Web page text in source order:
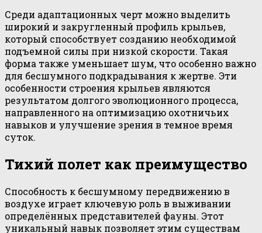
Среди адаптационных черт можно выделить
широкий и закругленный профиль крыльев,
который способствует созданию необходимой
подъемной силы при низкой скорости. Такая
форма также уменьшает шум, что особенно важно
для бесшумного подкрадывания к жертве. Эти
особенности строения крыльев являются
результатом долгого эволюционного процесса,
направленного на оптимизацию охотничьих
навыков и улучшение зрения в темное время
суток.
Тихий полет как преимущество
Способность к бесшумному передвижению в
воздухе играет ключевую роль в выживании
определённых представителей фауны. Этот
уникальный навык позволяет этим существам